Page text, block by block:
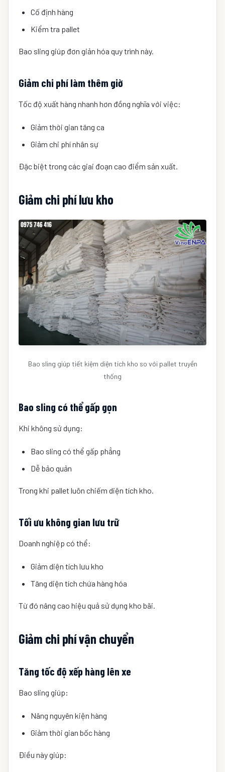
Cố định hàng
Kiểm tra pallet
Bao sling giúp đơn giản hóa quy trình này.
Giảm chi phí làm thêm giờ
Tốc độ xuất hàng nhanh hơn đồng nghĩa với việc:
Giảm thời gian tăng ca
Giảm chi phí nhân sự
Đặc biệt trong các giai đoạn cao điểm sản xuất.
Giảm chi phí lưu kho
Bao sling giúp tiết kiệm diện tích kho so với pallet truyền
thống
Bao sling có thể gấp gọn
Khi không sử dụng:
Bao sling có thể gấp phẳng
Dễ bảo quản
Trong khi pallet luôn chiếm diện tích kho.
Tối ưu không gian lưu trữ
Doanh nghiệp có thể:
Giảm diện tích lưu kho
Tăng diện tích chứa hàng hóa
Từ đó nâng cao hiệu quả sử dụng kho bãi.
Giảm chi phí vận chuyển
Tăng tốc độ xếp hàng lên xe
Bao sling giúp:
Nâng nguyên kiện hàng
Giảm thời gian bốc hàng
Điều này giúp: